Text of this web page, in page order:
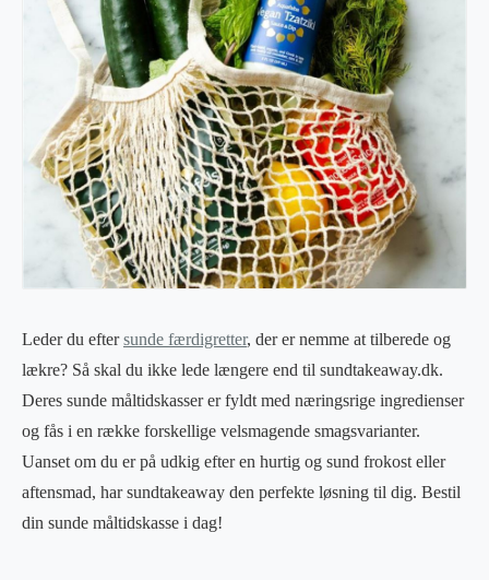
Leder du eftersunde færdigretter, der er nemme at tilberede og
lækre? Så skal du ikke lede længere end til sundtakeaway.dk.
Deres sunde måltidskasser er fyldt med næringsrige ingredienser
og fås i en række forskellige velsmagende smagsvarianter.
Uanset om du er på udkig efter en hurtig og sund frokost eller
aftensmad, har sundtakeaway den perfekte løsning til dig. Bestil
din sunde måltidskasse i dag!